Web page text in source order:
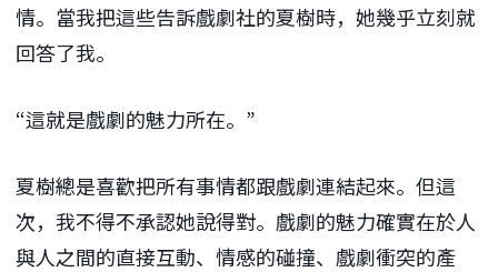
情。當我把這些告訴戲劇社的夏樹時，她幾乎立刻就
回答了我。
“這就是戲劇的魅力所在。”
夏樹總是喜歡把所有事情都跟戲劇連結起來。但這
次，我不得不承認她說得對。戲劇的魅力確實在於人
與人之間的直接互動、情感的碰撞、戲劇衝突的產